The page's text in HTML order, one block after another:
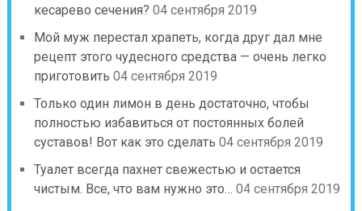
кесарево сечения? 04 сентября 2019
Мой муж перестал храпеть, когда друг дал мне
рецепт этого чудесного средства — очень легко
приготовить 04 сентября 2019
Только один лимон в день достаточно, чтобы
полностью избавиться от постоянных болей
суставов! Вот как это сделать 04 сентября 2019
Туалет всегда пахнет свежестью и остается
чистым. Все, что вам нужно это… 04 сентября 2019